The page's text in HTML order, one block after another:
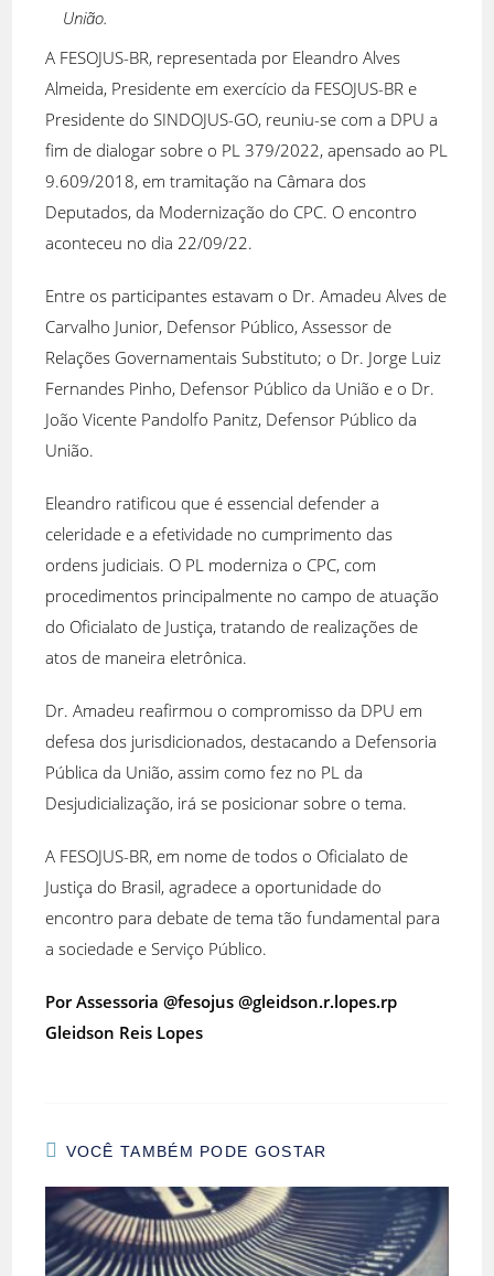
União.
A FESOJUS-BR, representada por Eleandro Alves
Almeida, Presidente em exercício da FESOJUS-BR e
Presidente do SINDOJUS-GO, reuniu-se com a DPU a
fim de dialogar sobre o PL 379/2022, apensado ao PL
9.609/2018, em tramitação na Câmara dos
Deputados, da Modernização do CPC. O encontro
aconteceu no dia 22/09/22.
Entre os participantes estavam o Dr. Amadeu Alves de
Carvalho Junior, Defensor Público, Assessor de
Relações Governamentais Substituto; o Dr. Jorge Luiz
Fernandes Pinho, Defensor Público da União e o Dr.
João Vicente Pandolfo Panitz, Defensor Público da
União.
Eleandro ratificou que é essencial defender a
celeridade e a efetividade no cumprimento das
ordens judiciais. O PL moderniza o CPC, com
procedimentos principalmente no campo de atuação
do Oficialato de Justiça, tratando de realizações de
atos de maneira eletrônica.
Dr. Amadeu reafirmou o compromisso da DPU em
defesa dos jurisdicionados, destacando a Defensoria
Pública da União, assim como fez no PL da
Desjudicialização, irá se posicionar sobre o tema.
A FESOJUS-BR, em nome de todos o Oficialato de
Justiça do Brasil, agradece a oportunidade do
encontro para debate de tema tão fundamental para
a sociedade e Serviço Público.
Por Assessoria @fesojus @gleidson.r.lopes.rp
Gleidson Reis Lopes
VOCÊ TAMBÉM PODE GOSTAR